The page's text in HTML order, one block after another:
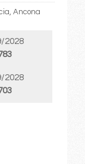
Ancona
2028
2028